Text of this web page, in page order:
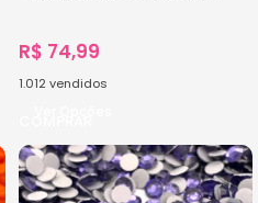
R$ 74,99
1.012 vendidos